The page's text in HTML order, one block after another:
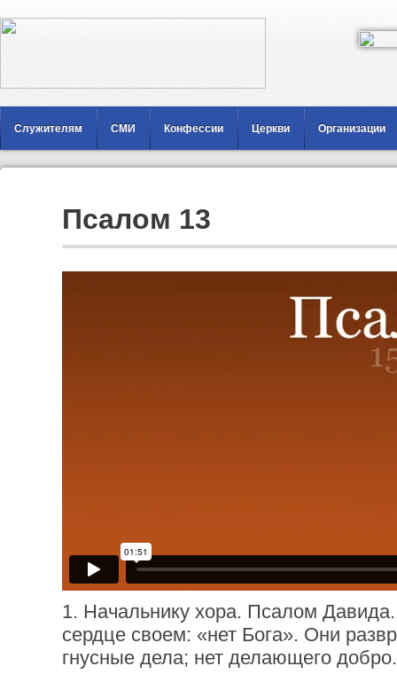
Служителям СМИ Конфессии Церкви Организации
Псалом 13
1. Начальнику хора. Псалом
сердце своем: «нет Бога». Они
гнусные дела; нет делающего добро.